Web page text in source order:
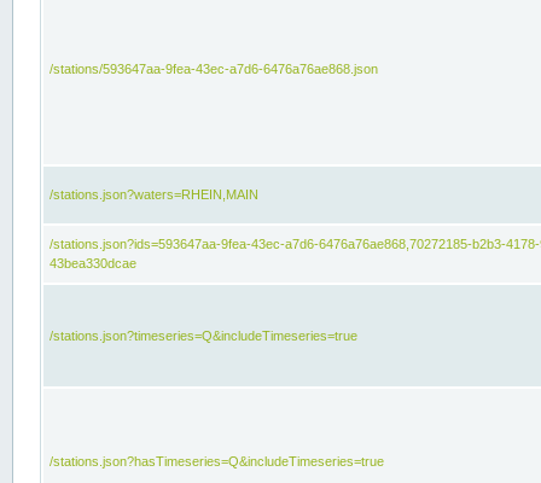
/stations/593647aa-9fea-43ec-a7d6-6476a76ae868.json
/stations.json?waters=RHEIN,MAIN
/stations.json?ids=593647aa-9fea-43ec-a7d6-6476a76ae868,70272185-b2b3-
43bea330dcae
/stations.json?timeseries=Q&includeTimeseries=true
/stations.json?hasTimeseries=Q&includeTimeseries=true